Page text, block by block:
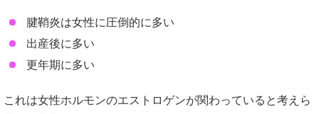
腱鞘炎は女性に圧倒的に多い
出産後に多い
更年期に多い
これは女性ホルモンのエストロゲンが関わっていると考えら